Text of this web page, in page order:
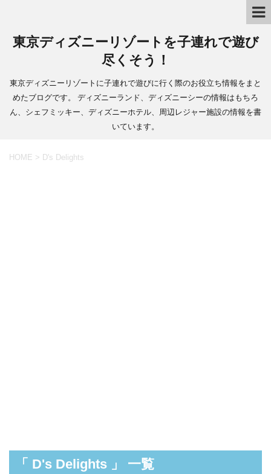
東京ディズニーリゾートを子連れで遊び
尽くそう！
東京ディズニーリゾートに子連れで遊びに行く際のお役立ち情報をまと
めたブログです。 ディズニーランド、ディズニーシーの情報はもちろ
ん、シェフミッキー、ディズニーホテル、周辺レジャー施設の情報を書
いています。
HOME > D's Delights
「 D's Delights 」 一覧